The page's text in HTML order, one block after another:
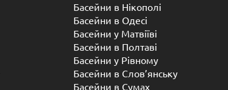
Басейни в Нікополі
Басейни в Одесі
Басейни у Матвіїві
Басейни в Полтаві
Басейни у ​​Рівному
Басейни в Слов’янську
Басейни в Сумах